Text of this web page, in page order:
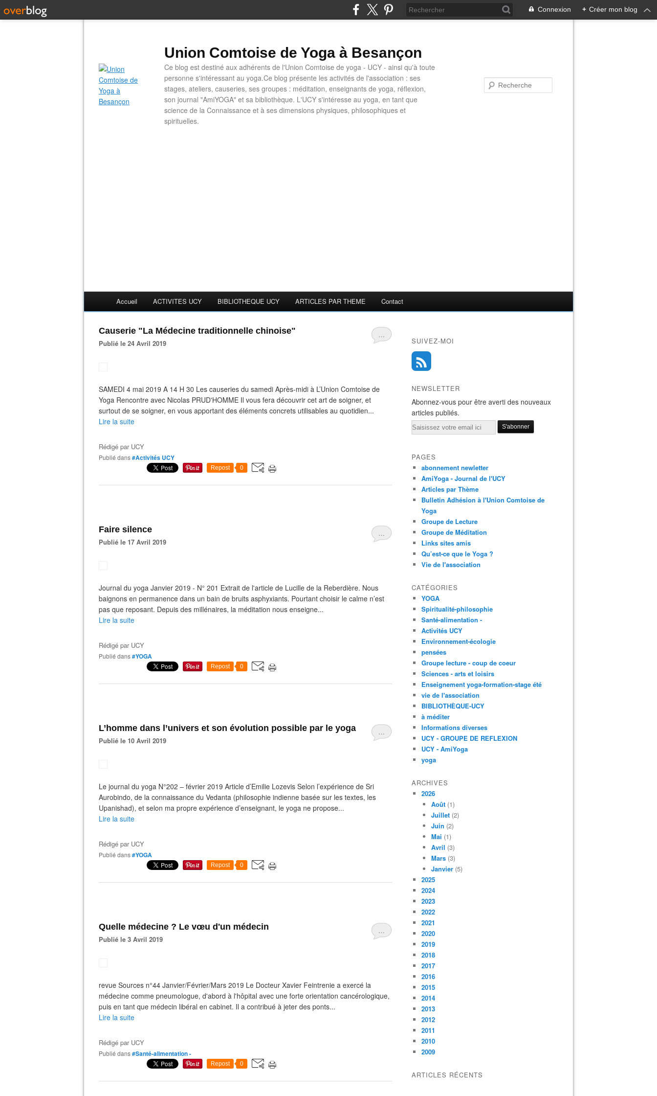
Connexion + Créer mon blog
Union Comtoise de Yoga à Besançon
Ce blog est destiné aux adhérents de l'Union Comtoise de yoga - UCY - ainsi qu'à toute
personne s'intéressant au yoga.Ce blog présente les activités de l'association : ses
stages, ateliers, causeries, ses groupes : méditation, enseignants de yoga, réflexion,
son journal "AmiYOGA" et sa bibliothèque. L'UCY s'intéresse au yoga, en tant que
science de la Connaissance et à ses dimensions physiques, philosophiques et
spirituelles.
Accueil ACTIVITES UCY BIBLIOTHEQUE UCY ARTICLES PAR THEME Contact
…
Causerie "La Médecine traditionnelle chinoise"
Publié le 24 Avril 2019
SAMEDI 4 mai 2019 A 14 H 30 Les causeries du samedi Après-midi à L’Union Comtoise de
Yoga Rencontre avec Nicolas PRUD'HOMME Il vous fera découvrir cet art de soigner, et
surtout de se soigner, en vous apportant des éléments concrets utilisables au quotidien...
Lire la suite
Rédigé par UCY
Publié dans#Activités UCY
Repost 0
…
Faire silence
Publié le 17 Avril 2019
Journal du yoga Janvier 2019 - N° 201 Extrait de l'article de Lucille de la Reberdière. Nous
baignons en permanence dans un bain de bruits asphyxiants. Pourtant choisir le calme n’est
pas que reposant. Depuis des millénaires, la méditation nous enseigne...
Lire la suite
Rédigé par UCY
Publié dans#YOGA
Repost 0
…
L’homme dans l’univers et son évolution possible par le yoga
Publié le 10 Avril 2019
Le journal du yoga N°202 – février 2019 Article d’Emilie Lozevis Selon l’expérience de Sri
Aurobindo, de la connaissance du Vedanta (philosophie indienne basée sur les textes, les
Upanishad), et selon ma propre expérience d’enseignant, le yoga ne propose...
Lire la suite
Rédigé par UCY
Publié dans#YOGA
Repost 0
…
Quelle médecine ? Le vœu d'un médecin
Publié le 3 Avril 2019
revue Sources n°44 Janvier/Février/Mars 2019 Le Docteur Xavier Feintrenie a exercé la
médecine comme pneumologue, d'abord à l'hôpital avec une forte orientation cancérologique,
puis en tant que médecin libéral en cabinet. Il a contribué à jeter des ponts...
Lire la suite
Rédigé par UCY
Publié dans#Santé-alimentation -
Repost 0
SUIVEZ-MOI
NEWSLETTER
Abonnez-vous pour être averti des nouveaux
articles publiés.
Email
PAGES
abonnement newletter
AmiYoga - Journal de l'UCY
Articles par Thème
Bulletin Adhésion à l'Union Comtoise de
Yoga
Groupe de Lecture
Groupe de Méditation
Links sites amis
Qu’est-ce que le Yoga ?
Vie de l'association
CATÉGORIES
YOGA
Spiritualité-philosophie
Santé-alimentation -
Activités UCY
Environnement-écologie
pensées
Groupe lecture - coup de coeur
Sciences - arts et loisirs
Enseignement yoga-formation-stage été
vie de l'association
BIBLIOTHÈQUE-UCY
à méditer
Informations diverses
UCY - GROUPE DE REFLEXION
UCY - AmiYoga
yoga
ARCHIVES
2026
Août (1)
Juillet (2)
Juin (2)
Mai (1)
Avril (3)
Mars (3)
Janvier (5)
2025
2024
2023
2022
2021
2020
2019
2018
2017
2016
2015
2014
2013
2012
2011
2010
2009
ARTICLES RÉCENTS